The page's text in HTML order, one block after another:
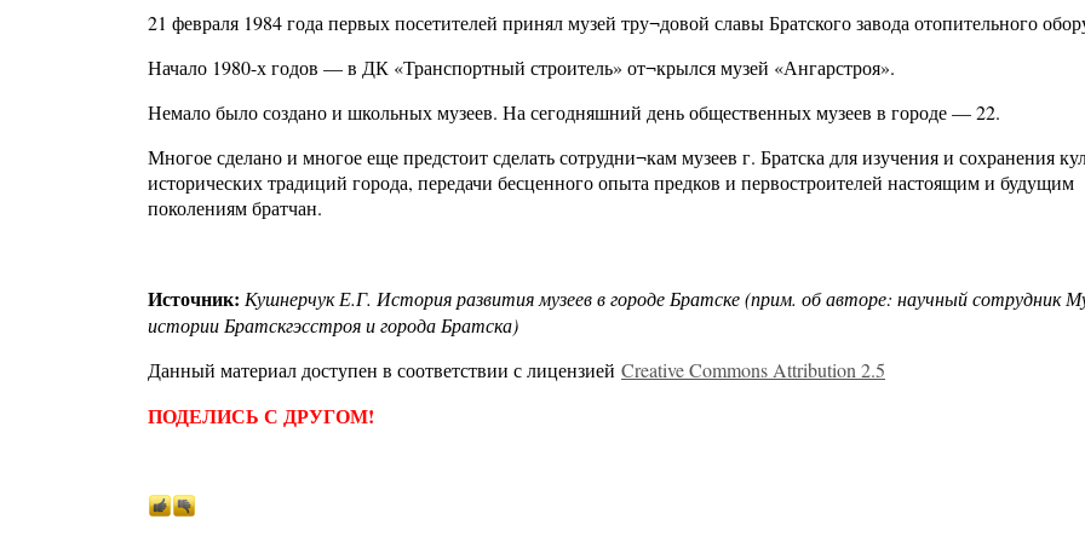
21 февраля 1984 года первых посетителей принял музей тру¬довой славы Братского завода отопительного
Начало 1980-х годов — в ДК «Транспортный строитель» от¬крылся музей «Ангарстроя».
Немало было создано и школьных музеев. На сегодняшний день общественных музеев в городе — 22.
Многое сделано и многое еще предстоит сделать сотрудни¬кам музеев г. Братска для изучения и сохранения
исторических традиций города, передачи бесценного опыта предков и первостроителей настоящим и будущим
поколениям братчан.
Источник: Кушнерчук Е.Г. История развития музеев в городе Братске (прим. об авторе: научный сотрудник
истории Братскгэсстроя и города Братска)
Данный материал доступен в соответствии с лицензией Creative Commons Attribution 2.5
ПОДЕЛИСЬ С ДРУГОМ!